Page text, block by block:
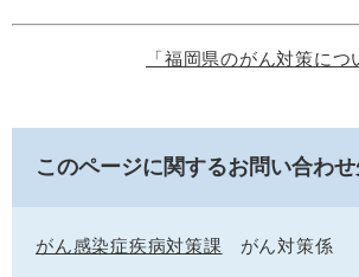
「福岡県のがん対策に
このページに関するお問い合わ
がん感染症疾病対策課 がん対策係